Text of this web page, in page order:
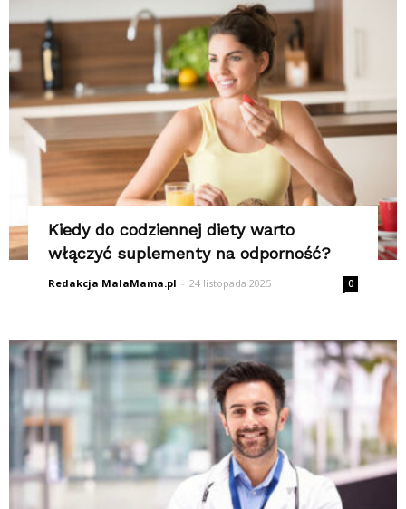
Kiedy do codziennej diety warto
włączyć suplementy na odporność?
Redakcja MalaMama.pl - 24 listopada 2025 0